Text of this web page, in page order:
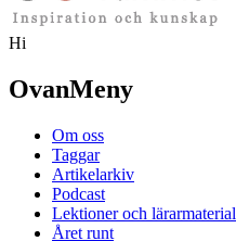
Hi
OvanMeny
Om oss
Taggar
Artikelarkiv
Podcast
Lektioner och lärarmaterial
Året runt